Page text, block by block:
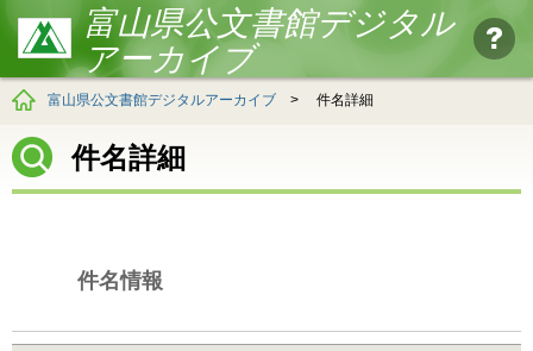
富山県公文書館デジタル
アーカイブ
富山県公文書館デジタルアーカイブ > 件名詳細
件名詳細
件名情報